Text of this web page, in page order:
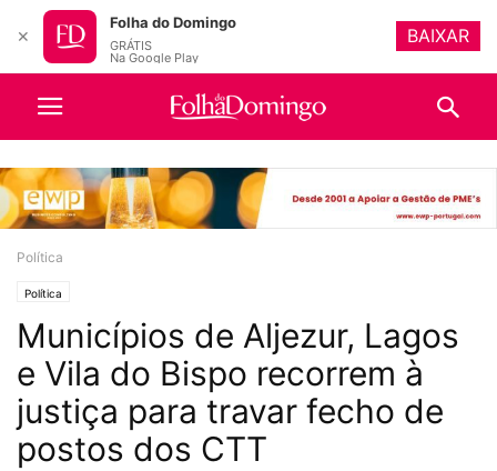
Política
Política
Municípios de Aljezur, Lagos
e Vila do Bispo recorrem à
justiça para travar fecho de
postos dos CTT
✕
Folha do Domingo
GRÁTIS
Na Google Play
BAIXAR